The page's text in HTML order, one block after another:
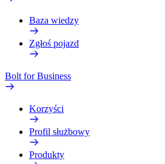
Baza wiedzy
Zgłoś pojazd
Bolt for Business
Korzyści
Profil służbowy
Produkty